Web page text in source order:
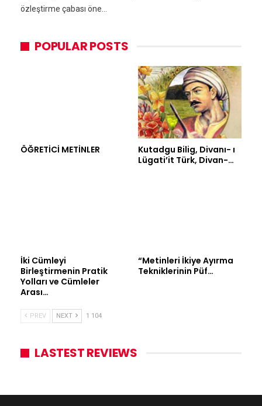
özleştirme çabası öne…
POPULAR POSTS
ÖĞRETİCİ METİNLER
Kutadgu Bilig, Divanı- ı
Lügati’it Türk, Divan-…
İki Cümleyi
Birleştirmenin Pratik
Yolları ve Cümleler
Arası…
“Metinleri İkiye Ayırma
Tekniklerinin Püf…
PREV NEXT 1 104
LASTEST REVIEWS